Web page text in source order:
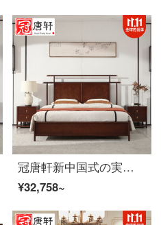
冠唐軒新中国式の実木ダブルベッド現代簡単で豪華な別荘のモデルルームのホームメーンベッドは1.5.1.8メートルの大型ベッドオーダーメイド（1.8*2.0）ダブルベッドです。
¥32,758~